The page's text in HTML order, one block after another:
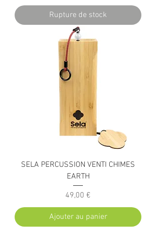
Rupture de stock
SELA PERCUSSION VENTI CHIMES
EARTH
Prix
49,00 €
Ajouter au panier